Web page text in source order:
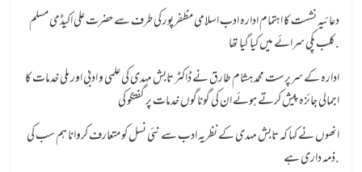
دعائیہ نشست کا اہتمام ادارہ ادب اسلامی مظفرپور کی طرف سے حضرت علی اکیڈمی مسلم
کلب پکی سرائے میں کیا گیا تھا.
ادارہ کے سرپرست محمد ہشام طارق نے ڈاکٹر تابش مہدی کی علمی و ادبی اور ملی خدمات کا
اجمالی جائزہ پیش کرتے ہوئے ان کی گوناگوں خدمات پر گفتگو کی
انھوں نے کہا کہ تابش مہدی کے نظریہ ادب سے نئی نسل کو متعارف کروانا ہم سب کی
ذمہ داری ہے.